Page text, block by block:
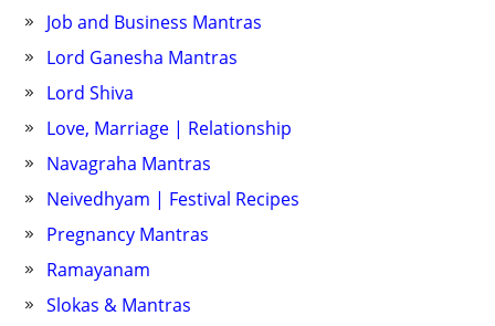
Job and Business Mantras
Lord Ganesha Mantras
Lord Shiva
Love, Marriage | Relationship
Navagraha Mantras
Neivedhyam | Festival Recipes
Pregnancy Mantras
Ramayanam
Slokas & Mantras